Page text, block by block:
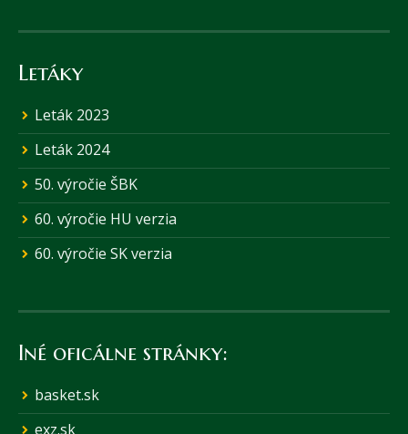
Letáky
Leták 2023
Leták 2024
50. výročie ŠBK
60. výročie HU verzia
60. výročie SK verzia
Iné oficálne stránky:
basket.sk
exz.sk